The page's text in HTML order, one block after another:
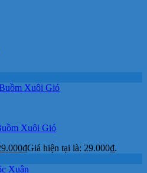
Xuôi Gió
₫Giá hiện tại là: 29.000₫.